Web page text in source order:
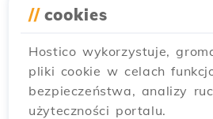
// cookies
Hostico wykorzystuje,
pliki cookie w celach
bezpieczeństwa, analizy
użyteczności portalu.